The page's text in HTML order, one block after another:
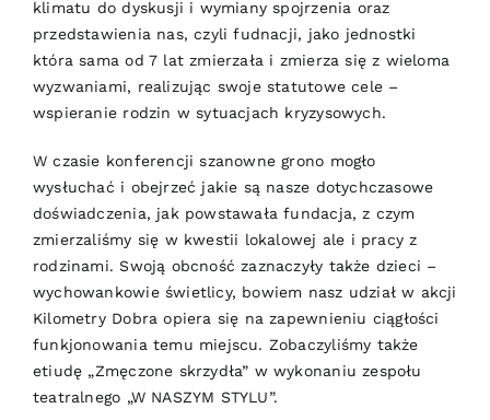
klimatu do dyskusji i wymiany spojrzenia oraz
przedstawienia nas, czyli fudnacji, jako jednostki
która sama od 7 lat zmierzała i zmierza się z wieloma
wyzwaniami, realizując swoje statutowe cele –
wspieranie rodzin w sytuacjach kryzysowych.
W czasie konferencji szanowne grono mogło
wysłuchać i obejrzeć jakie są nasze dotychczasowe
doświadczenia, jak powstawała fundacja, z czym
zmierzaliśmy się w kwestii lokalowej ale i pracy z
rodzinami. Swoją obcność zaznaczyły także dzieci –
wychowankowie świetlicy, bowiem nasz udział w akcji
Kilometry Dobra opiera się na zapewnieniu ciągłości
funkjonowania temu miejscu. Zobaczyliśmy także
etiudę „Zmęczone skrzydła” w wykonaniu zespołu
teatralnego „W NASZYM STYLU”.